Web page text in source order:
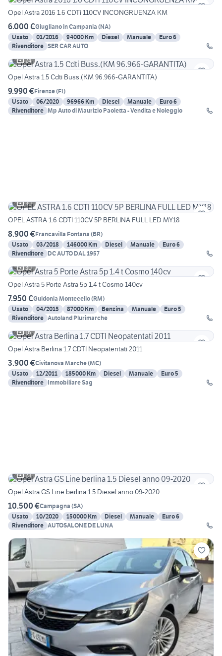
Opel Astra 2016 1.6 CDTi 110CV INCONGRUENZA KM
6.000 €Giugliano in Campania (NA)
Usato
01/2016 94000 Km Diesel Manuale
Euro 6
Rivenditore SER CAR AUTO
24
Opel Astra 1.5 Cdti Buss.(KM 96.966-GARANTITA)
9.990 €Firenze(FI)
Usato
06/2020 96966 Km Diesel Manuale
Euro 6
Rivenditore Mp Auto di Maurizio Paoletta - Vendita e Noleggio
30
OPEL ASTRA 1.6 CDTI 110CV 5P BERLINA FULL LED MY18
8.900 €Francavilla Fontana (BR)
Usato
03/2018 146000 Km Diesel Manuale
Euro 6
Rivenditore DC AUTO DAL 1957
30
Opel Astra 5 Porte Astra 5p 1.4 t Cosmo 140cv
7.950 €Guidonia Montecelio(RM)
Usato
04/2015 87000 Km Benzina Manuale
Euro 5
Rivenditore Autoland Plurimarche
16
Opel Astra Berlina 1.7 CDTI Neopatentati 2011
3.900 €Civitanova Marche(MC)
Usato
12/2011 185000 Km Diesel Manuale
Euro 5
Rivenditore Immobiliare Sag
23
Opel Astra GS Line berlina 1.5 Diesel anno 09-2020
10.500 €Campagna (SA)
Usato
10/2020 150000 Km Diesel Manuale
Euro 6
Rivenditore AUTOSALONE DE LUNA